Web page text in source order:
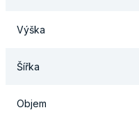
Výška
Šířka
Objem